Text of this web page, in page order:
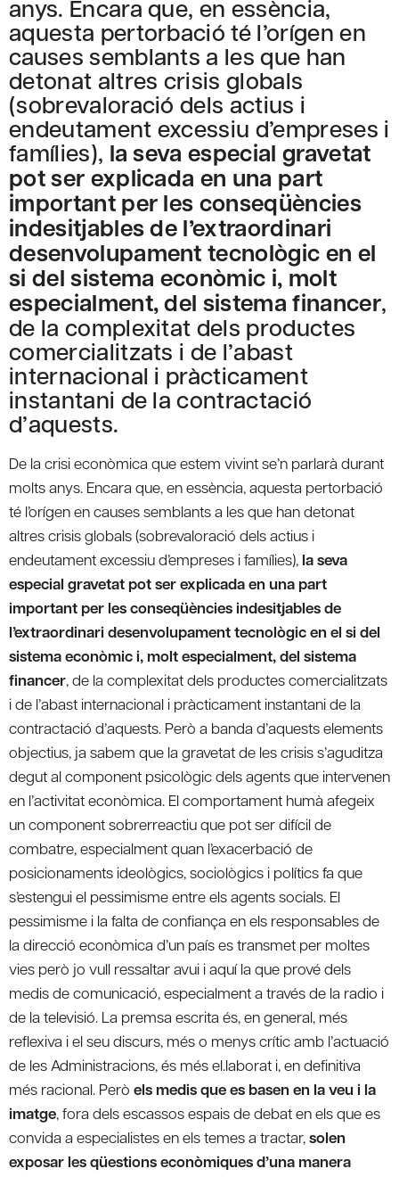
anys. Encara que, en essència,
aquesta pertorbació té l’orígen en
causes semblants a les que han
detonat altres crisis globals
(sobrevaloració dels actius i
endeutament excessiu d’empreses i
famílies), la seva especial gravetat
pot ser explicada en una part
important per les conseqüències
indesitjables de l’extraordinari
desenvolupament tecnològic en el
si del sistema econòmic i, molt
especialment, del sistema financer,
de la complexitat dels productes
comercialitzats i de l’abast
internacional i pràcticament
instantani de la contractació
d’aquests.
De la crisi econòmica que estem vivint se’n parlarà durant
molts anys. Encara que, en essència, aquesta pertorbació
té l’orígen en causes semblants a les que han detonat
altres crisis globals (sobrevaloració dels actius i
endeutament excessiu d’empreses i famílies), la seva
especial gravetat pot ser explicada en una part
important per les conseqüències indesitjables de
l’extraordinari desenvolupament tecnològic en el si del
sistema econòmic i, molt especialment, del sistema
financer, de la complexitat dels productes comercialitzats
i de l’abast internacional i pràcticament instantani de la
contractació d’aquests. Però a banda d’aquests elements
objectius, ja sabem que la gravetat de les crisis s’aguditza
degut al component psicològic dels agents que intervenen
en l’activitat econòmica. El comportament humà afegeix
un component sobrerreactiu que pot ser difícil de
combatre, especialment quan l’exacerbació de
posicionaments ideològics, sociològics i polítics fa que
s’estengui el pessimisme entre els agents socials. El
pessimisme i la falta de confiança en els responsables de
la direcció econòmica d’un país es transmet per moltes
vies però jo vull ressaltar avui i aquí la que prové dels
medis de comunicació, especialment a través de la radio i
de la televisió. La premsa escrita és, en general, més
reflexiva i el seu discurs, més o menys crític amb l’actuació
de les Administracions, és més el.laborat i, en definitiva
més racional. Però els medis que es basen en la veu i la
imatge, fora dels escassos espais de debat en els que es
convida a especialistes en els temes a tractar,solen
exposar les qüestions econòmiques d’una manera